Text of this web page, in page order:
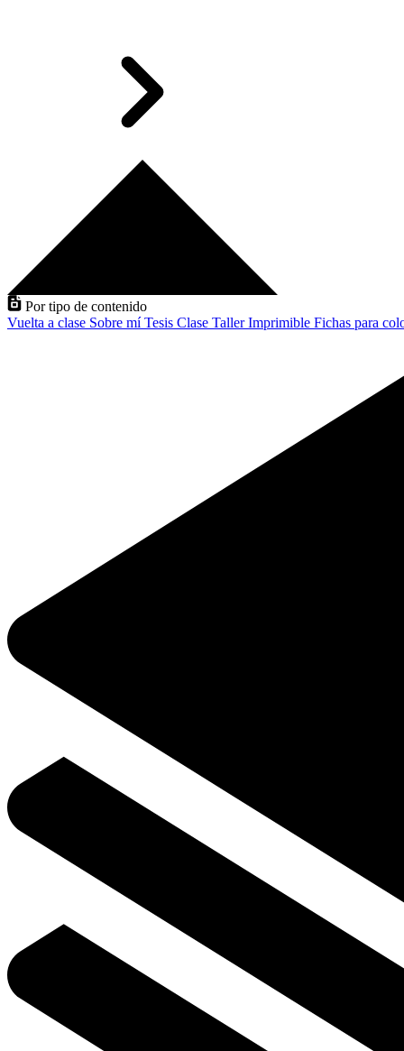
Por tipo de contenido
Vuelta a clase Sobre míTesis Clase TallerImprimible Fichas para